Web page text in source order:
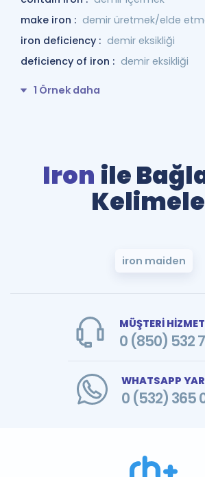
make iron : demir üretmek/elde
iron deficiency : demir eksikliği
deficiency of iron : demir eksikliği
1 Örnek daha
Iron ile
iron maiden
MÜŞTERİ
0 (850) 532
WHATSAPP
0 (532) 365